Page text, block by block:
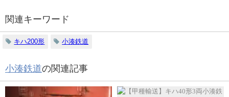
関連キーワード
キハ200形 小湊鉄道
小湊鉄道の関連記事